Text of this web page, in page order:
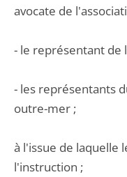
avocate de
- le représentant de
- les représentants
outre-mer ;
à l'issue de laquelle
l'instruction ;